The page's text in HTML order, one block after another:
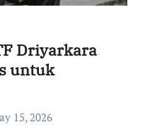
Driyarkara
untuk
15, 2026